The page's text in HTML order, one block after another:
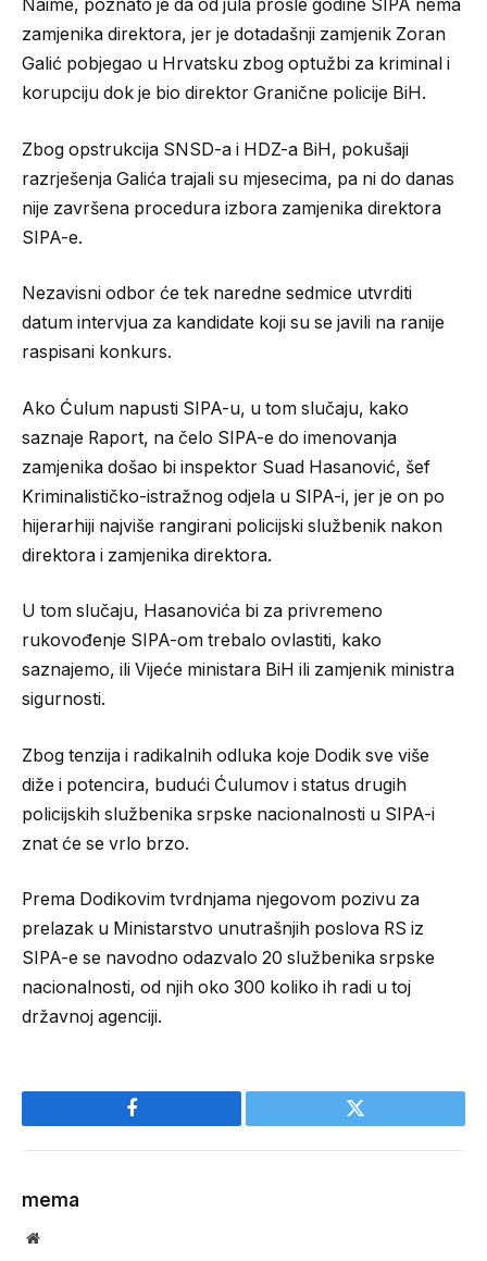
Naime, poznato je da od jula prošle godine SIPA nema
zamjenika direktora, jer je dotadašnji zamjenik Zoran
Galić pobjegao u Hrvatsku zbog optužbi za kriminal i
korupciju dok je bio direktor Granične policije BiH.
Zbog opstrukcija SNSD-a i HDZ-a BiH, pokušaji
razrješenja Galića trajali su mjesecima, pa ni do danas
nije završena procedura izbora zamjenika direktora
SIPA-e.
Nezavisni odbor će tek naredne sedmice utvrditi
datum intervjua za kandidate koji su se javili na ranije
raspisani konkurs.
Ako Ćulum napusti SIPA-u, u tom slučaju, kako
saznaje Raport, na čelo SIPA-e do imenovanja
zamjenika došao bi inspektor Suad Hasanović, šef
Kriminalističko-istražnog odjela u SIPA-i, jer je on po
hijerarhiji najviše rangirani policijski službenik nakon
direktora i zamjenika direktora.
U tom slučaju, Hasanovića bi za privremeno
rukovođenje SIPA-om trebalo ovlastiti, kako
saznajemo, ili Vijeće ministara BiH ili zamjenik ministra
sigurnosti.
Zbog tenzija i radikalnih odluka koje Dodik sve više
diže i potencira, budući Ćulumov i status drugih
policijskih službenika srpske nacionalnosti u SIPA-i
znat će se vrlo brzo.
Prema Dodikovim tvrdnjama njegovom pozivu za
prelazak u Ministarstvo unutrašnjih poslova RS iz
SIPA-e se navodno odazvalo 20 službenika srpske
nacionalnosti, od njih oko 300 koliko ih radi u toj
državnoj agenciji.
Facebook Twitter
mema
Website